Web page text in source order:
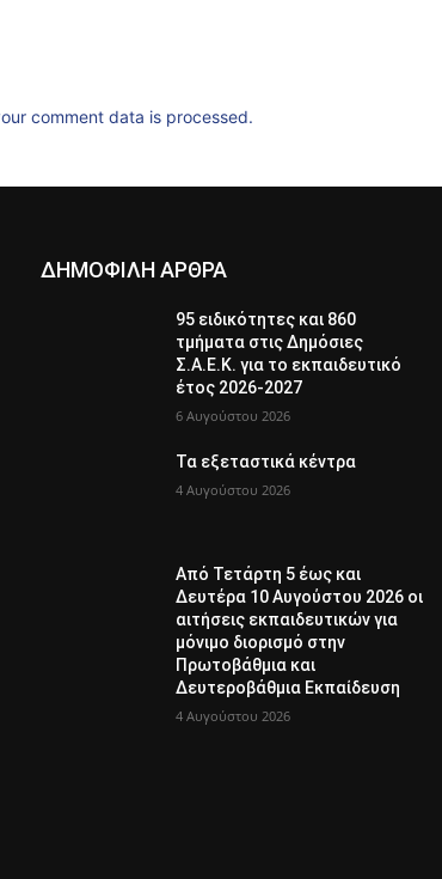
comment data is processed.
ΔΗΜΟΦΙΛΗ ΑΡΘΡΑ
95 ειδικότητες και 860
τμήματα στις Δημόσιες
Σ.Α.Ε.Κ. για το εκπαιδευτικό
έτος 2026-2027
6 Αυγούστου 2026
Τα εξεταστικά κέντρα
4 Αυγούστου 2026
Από Τετάρτη 5 έως και
Δευτέρα 10 Αυγούστου 2026 οι
αιτήσεις εκπαιδευτικών για
μόνιμο διορισμό στην
Πρωτοβάθμια και
Δευτεροβάθμια Εκπαίδευση
4 Αυγούστου 2026